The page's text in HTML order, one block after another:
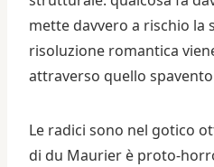
mette davvero a rischio la
risoluzione romantica
attraverso quello
Le radici sono nel gotico
di du Maurier è proto-